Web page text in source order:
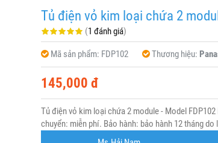
Tủ điện vỏ kim loại chứa 2
(1 đánh giá)
Mã sản phẩm: FDP102 Thương hiệu:
145,000 đ
Tủ điện vỏ kim loại chứa 2 module - Model
chuyển: miễn phí. Bảo hành: bảo hành 12 tháng do